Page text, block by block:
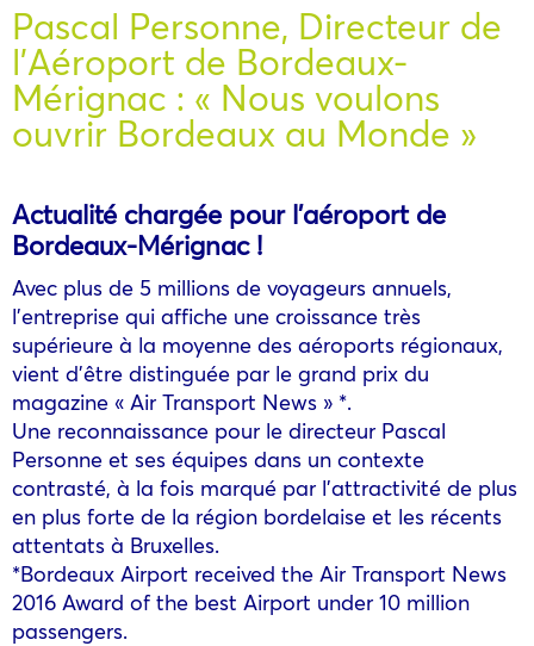
Pascal Personne, Directeur de
l’Aéroport de Bordeaux-
Mérignac : « Nous voulons
ouvrir Bordeaux au Monde »
Actualité chargée pour l’aéroport de
Bordeaux-Mérignac !
Avec plus de 5 millions de voyageurs annuels,
l’entreprise qui affiche une croissance très
supérieure à la moyenne des aéroports régionaux,
vient d’être distinguée par le grand prix du
magazine « Air Transport News » *.
Une reconnaissance pour le directeur Pascal
Personne et ses équipes dans un contexte
contrasté, à la fois marqué par l’attractivité de plus
en plus forte de la région bordelaise et les récents
attentats à Bruxelles.
*Bordeaux Airport received the Air Transport News
2016 Award of the best Airport under 10 million
passengers.